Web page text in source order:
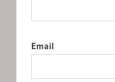
Email